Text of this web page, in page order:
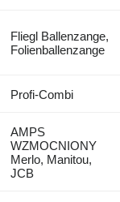
Fliegl Ballenzange,
Folienballenzange
Profi-Combi
AMPS
WZMOCNIONY
Merlo, Manitou,
JCB